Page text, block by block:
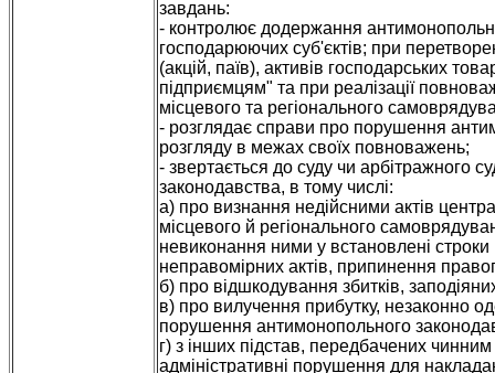
завдань:
- контролює додержання
господарюючих суб'єктів; при
(акцій, паїв), активів господарських
підприємцям" та при реалізації
місцевого та регіонального
- розглядає справи про порушення
розгляду в межах своїх повноважень;
- звертається до суду чи арбітражного
законодавства, в тому числі:
а) про визнання недійсними актів
місцевого й регіонального
невиконання ними у встановлені
неправомірних актів, припинення
б) про відшкодування збитків,
в) про вилучення прибутку, незаконно
порушення антимонопольного
г) з інших підстав, передбачених
адміністративні порушення для